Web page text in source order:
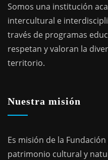
Somos una institución
intercultural e
través de programas
respetan y valoran la
territorio.
Nuestra misión
Es misión de la
patrimonio cultural y